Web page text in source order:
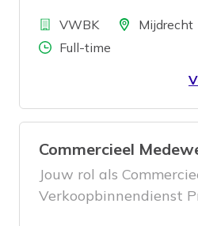
Vanuit onze vestiging
werken we dagelijks
klanten door heel
hebben we jou voor
BedrijfVWBKLocatieMijdrecht
Aantal uren
Full-time
Commercieel
Jouw rol als
Verkoopbinnendienst